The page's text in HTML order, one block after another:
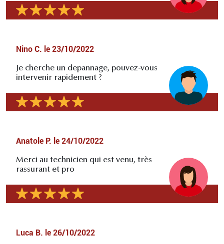
Nino C. le 23/10/2022
Je cherche un depannage, pouvez-vous
intervenir rapidement ?
Anatole P. le 24/10/2022
Merci au technicien qui est venu, très
rassurant et pro
Luca B. le 26/10/2022